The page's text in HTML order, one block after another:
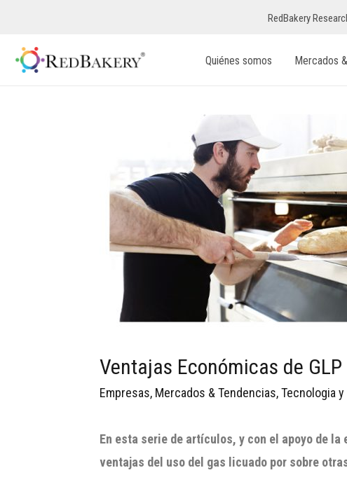
RedBakery
Quiénes somos Mercados
Ventajas Económicas de
Empresas, Mercados & Tendencias,Tecnologia
En esta serie de artículos, y con el apoyo de
ventajas del uso del gas licuado por sobre